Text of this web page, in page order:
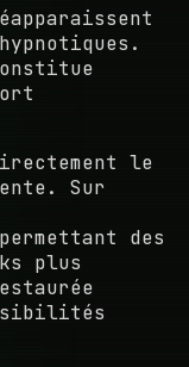
le
Sur
des
plus